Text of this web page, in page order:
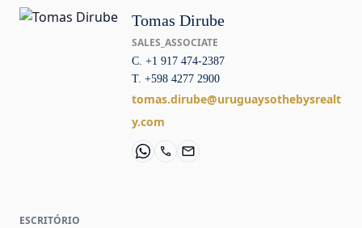
Tomas Dirube
SALES_ASSOCIATE
C. +1 917 474-2387
T. +598 4277 2900
tomas.dirube@uruguaysothebysrealt
y.com
ESCRITÓRIO